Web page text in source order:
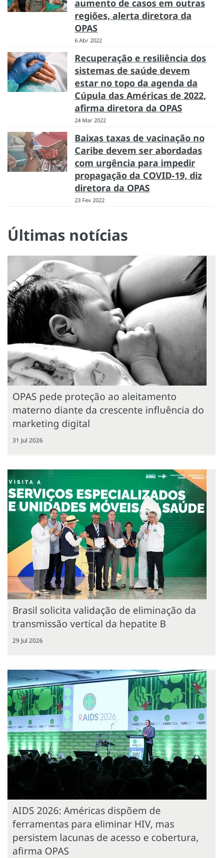
aumento de casos em outras
regiões, alerta diretora da
OPAS
6 Abr 2022
Recuperação e resiliência dos
sistemas de saúde devem
estar no topo da agenda da
Cúpula das Américas de 2022,
afirma diretora da OPAS
24 Mar 2022
Baixas taxas de vacinação no
Caribe devem ser abordadas
com urgência para impedir
propagação da COVID-19, diz
diretora da OPAS
23 Fev 2022
Últimas notícias
OPAS pede proteção ao aleitamento
materno diante da crescente influência do
marketing digital
31 Jul 2026
Brasil solicita validação de eliminação da
transmissão vertical da hepatite B
29 Jul 2026
AIDS 2026: Américas dispõem de
ferramentas para eliminar HIV, mas
persistem lacunas de acesso e cobertura,
afirma OPAS